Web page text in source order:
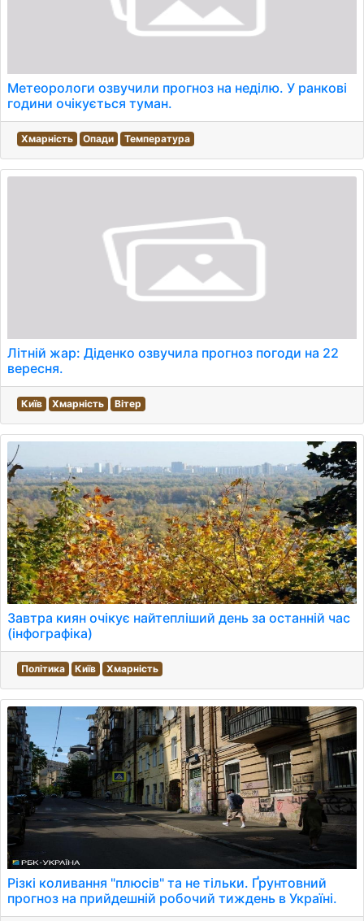
Метеорологи озвучили прогноз на неділю. У ранкові
години очікується туман.
Хмарність Опади Температура
Літній жар: Діденко озвучила прогноз погоди на 22
вересня.
Київ Хмарність Вітер
Завтра киян очікує найтепліший день за останній час
(інфографіка)
Політика Київ Хмарність
Різкі коливання "плюсів" та не тільки. Ґрунтовний
прогноз на прийдешній робочий тиждень в Україні.